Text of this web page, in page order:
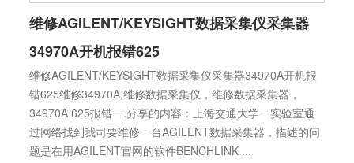
维修AGILENT/KEYSIGHT数据采集仪采集器
34970A开机报错625
维修AGILENT/KEYSIGHT数据采集仪采集器34970A开机报
错625维修34970A,维修数据采集仪，维修数据采集器，
34970A 625报错一.分享的内容：上海交通大学一实验室通
过网络找到我司要维修一台AGILENT数据采集器，描述的问
题是在用AGILENT官网的软件BENCHLINK ...